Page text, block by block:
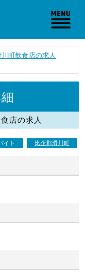
町飲食店の求人
店の求人
イト 比企郡滑川町